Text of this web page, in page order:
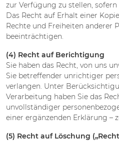
zur Verfügung zu stellen,
Das Recht auf Erhalt einer
Rechte und Freiheiten anderer
beeinträchtigen.
(4) Recht auf Berichtigung
Sie haben das Recht, von uns
Sie betreffender unrichtiger
verlangen. Unter
Verarbeitung haben Sie das
unvollständiger
einer ergänzenden Erklärung –
(5) Recht auf Löschung